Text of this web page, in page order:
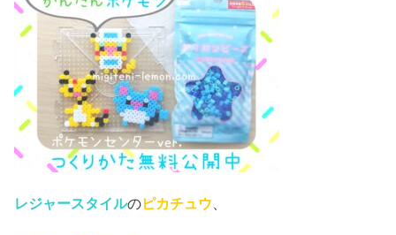
レジャースタイルのピカチュウ、